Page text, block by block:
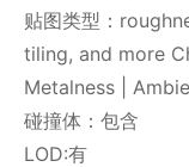
贴图类型：
tiling, and more
Metalness |
碰撞体：包含
LOD:有